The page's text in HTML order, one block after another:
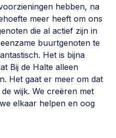
hebben, na
meer heeft om ons
die al actief zijn in
buurtgenoten te
Het is bijna
Bij de Halte alleen
Het gaat er meer om dat
wijk. We creëren met
elkaar helpen en oog